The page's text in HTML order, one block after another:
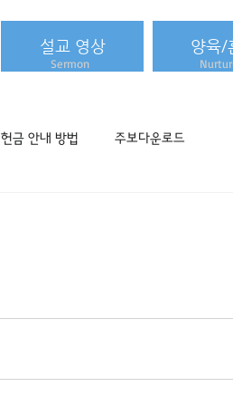
설교 영상 양육/
Sermon
헌금 안내 방법 주보다운로드